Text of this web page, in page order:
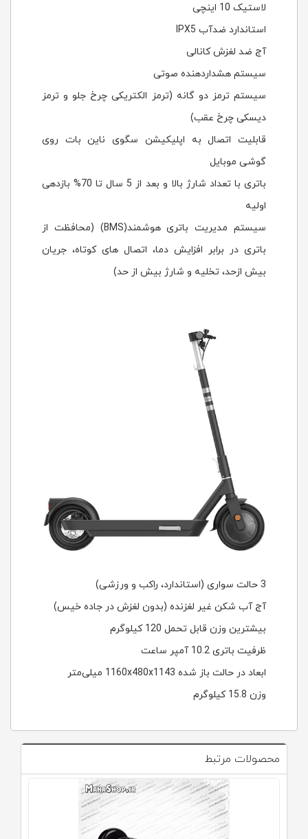
لاستیک 10 اینچی
استاندارد ضدآب IPX5
آج ضد لغزش کانالی
سیستم هشداردهنده صوتی
سیستم ترمز دو گانه (ترمز الکتریکی چرخ جلو و ترمز
دیسکی چرخ عقب)
قابلیت اتصال به اپلیکیشن سگوی ناین بات روی
گوشی موبایل
باتری با تعداد شارژ بالا و بعد از 5 سال تا 70% بازدهی
اولیه
سیستم مدیریت باتری هوشمند(BMS) (محافظت از
باتری در برابر افزایش دما، اتصال های کوتاه، جریان
بیش ازحد، تخلیه و شارژ بیش از حد)
3 حالت سواری (استاندارد، راکب و ورزشی)
آج آب شکن غیر لغزنده (بدون لغزش در جاده خیس)
بیشترین وزن قابل تحمل 120 کیلوگرم
ظرفیت باتری 10.2 آمپر ساعت
ابعاد در حالت باز شده 1160x480x1143 میلی‌متر
وزن 15.8 کیلوگرم
محصولات مرتبط